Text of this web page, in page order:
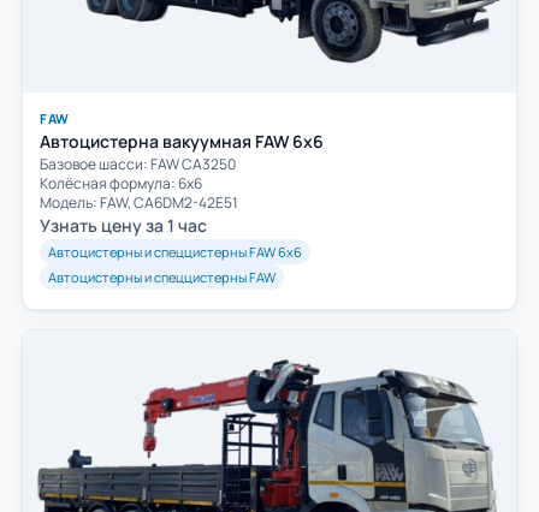
FAW
Автоцистерна вакуумная FAW 6х6
Базовое шасси: FAW СА3250
Колёсная формула: 6х6
Модель: FAW, CA6DM2-42E51
Узнать цену за 1 час
Автоцистерны и спеццистерны FAW 6х6
Автоцистерны и спеццистерны FAW